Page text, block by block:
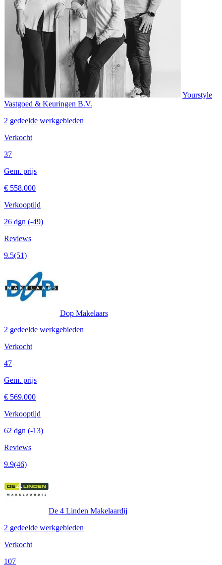
Yourstyle
Vastgoed & Keuringen B.V.
2 gedeelde werkgebieden
Verkocht
37
Gem. prijs
€ 558.000
Verkooptijd
26 dgn (-49)
Reviews
9.5(51)
Dop Makelaars
2 gedeelde werkgebieden
Verkocht
47
Gem. prijs
€ 569.000
Verkooptijd
62 dgn (-13)
Reviews
9.9(46)
De 4 Linden Makelaardij
2 gedeelde werkgebieden
Verkocht
107